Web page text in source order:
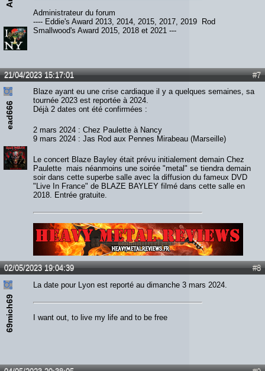
Administrateur du forum
---- Eddie's Award 2013, 2014, 2015, 2017, 2019 Rod
Smallwood's Award 2015, 2018 et 2021 ---
#7
21/04/2023 15:17:01
ead666
Blaze ayant eu une crise cardiaque il y a quelques semaines, sa
tournée 2023 est reportée à 2024.
Déjà 2 dates ont été confirmées :
2 mars 2024 : Chez Paulette à Nancy
9 mars 2024 : Jas Rod aux Pennes Mirabeau (Marseille)
Le concert Blaze Bayley était prévu initialement demain Chez
Paulette mais néanmoins une soirée "metal" se tiendra demain
soir dans cette superbe salle avec la diffusion du fameux DVD
"Live In France" de BLAZE BAYLEY filmé dans cette salle en
2018. Entrée gratuite.
Lien :http://heavymetalreviews.fr/
#8
02/05/2023 19:04:39
69mich69
La date pour Lyon est reporté au dimanche 3 mars 2024.
I want out, to live my life and to be free